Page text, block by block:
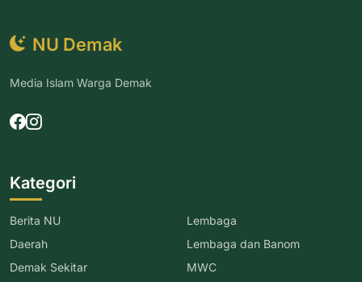
NU Demak
Media Islam Warga Demak
Kategori
Berita NU
Daerah
Demak Sekitar
Lembaga
Lembaga dan Banom
MWC